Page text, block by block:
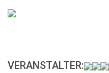
VERANSTALTER: